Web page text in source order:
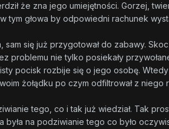
że zna jego umiejętności. Gorzej,
tym głowa by odpowiedni rachunek
się już przygotował do zabawy.
nie tylko posiekały
pocisk rozbije się o jego osobę. Wtedy
żołądku po czym odfiltrował z
tego, co i tak już wiedział. Tak
na podziwianie tego co było